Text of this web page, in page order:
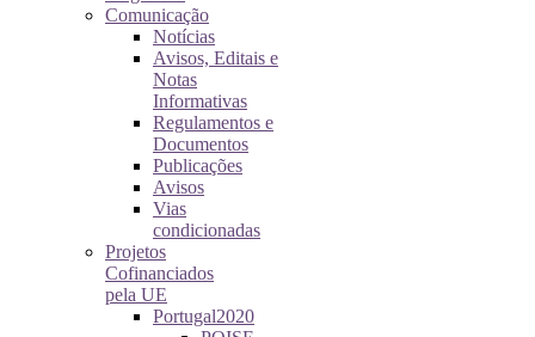
Comunicação
Notícias
Avisos, Editais e
Notas
Informativas
Regulamentos e
Documentos
Publicações
Avisos
Vias
condicionadas
Projetos
Cofinanciados
pela UE
Portugal2020